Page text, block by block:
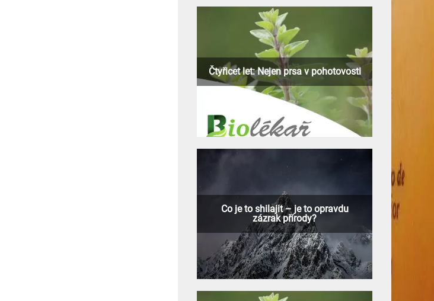
Čtyřicet let: Nejen prsa v pohotovosti
Co je to shilajit – je to opravdu
zázrak přírody?